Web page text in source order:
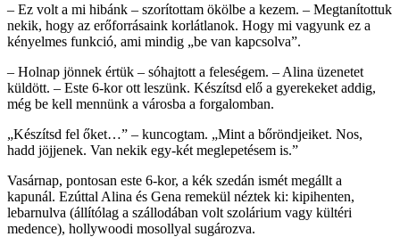
– Ez volt a mi hibánk – szorítottam ökölbe a kezem. – Megtanítottuk
nekik, hogy az erőforrásaink korlátlanok. Hogy mi vagyunk ez a
kényelmes funkció, ami mindig „be van kapcsolva”.
– Holnap jönnek értük – sóhajtott a feleségem. – Alina üzenetet
küldött. – Este 6-kor ott leszünk. Készítsd elő a gyerekeket addig,
még be kell mennünk a városba a forgalomban.
„Készítsd fel őket…” – kuncogtam. „Mint a bőröndjeiket. Nos,
hadd jöjjenek. Van nekik egy-két meglepetésem is.”
Vasárnap, pontosan este 6-kor, a kék szedán ismét megállt a
kapunál. Ezúttal Alina és Gena remekül néztek ki: kipihenten,
lebarnulva (állítólag a szállodában volt szolárium vagy kültéri
medence), hollywoodi mosollyal sugározva.